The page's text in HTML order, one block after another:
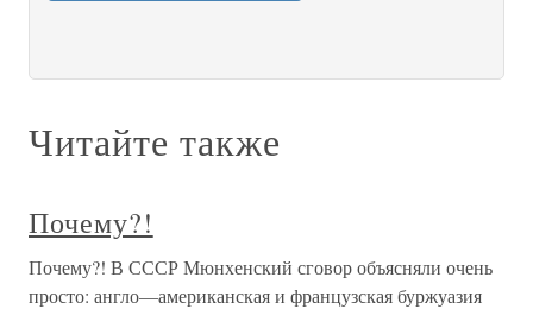
Читайте также
Почему?!
Почему?! В СССР Мюнхенский сговор объясняли очень
просто: англо—американская и французская буржуазия